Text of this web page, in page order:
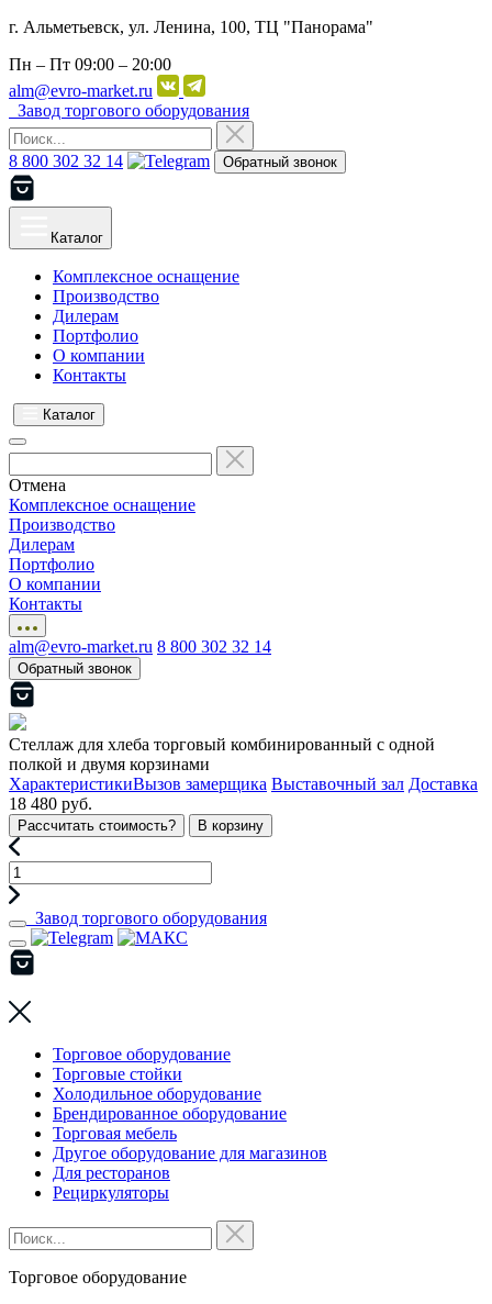
г. Альметьевск, ул. Ленина, 100, ТЦ "Панорама"
Пн – Пт 09:00 – 20:00
alm@evro-market.ru
Завод торгового оборудования
8 800 302 32 14 Обратный звонок
Каталог
Комплексное оснащение
Производство
Дилерам
Портфолио
О компании
Контакты
Каталог
Отмена
Комплексное оснащение
Производство
Дилерам
Портфолио
О компании
Контакты
alm@evro-market.ru 8 800 302 32 14
Обратный звонок
Стеллаж для хлеба торговый комбинированный с одной
полкой и двумя корзинами
ХарактеристикиВызов замерщика Выставочный зал Доставка
18 480 руб.
Рассчитать стоимость? В корзину
Завод торгового оборудования
Торговое оборудование
Торговые стойки
Холодильное оборудование
Брендированное оборудование
Торговая мебель
Другое оборудование для магазинов
Для ресторанов
Рециркуляторы
Торговое оборудование